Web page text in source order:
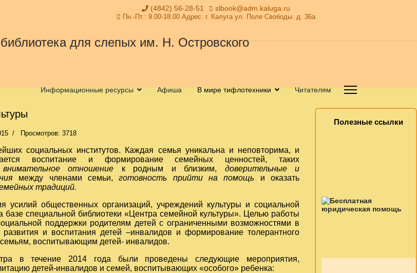
(4842) 56-28-51 slbook@adm.kaluga.ru
Пн.-Пт.: 9.00-18.00 Адрес: г. Калуга ул. Поле Свободы. д. 36а
Информационные ресурсы Афиша В мире тифлотехники Читателям
Просмотров: 3718
социальных институтов. Каждая семья уникальна и неповторима, и
воспитание и формирование семейных ценностей, таких
внимательное отношение к родным и близким, доверительные и
между членами семьи,готовность прийти на помощь и оказать
традиций.
усилий общественных организаций, учреждений культуры и социальной
базе специальной библиотеки «Центра семейной культуры». Целью работы
поддержки родителям детей с ограниченными возможностями в
развития и воспитания детей –инвалидов и формирование толерантного
воспитывающим детей- инвалидов.
в течение 2014 года были проведены следующие мероприятия,
детей-инвалидов и семей, воспитывающих «особого» ребенка:
Полезные ссылки